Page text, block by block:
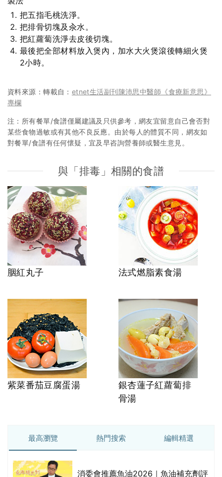
把五指毛桃洗淨。
把排骨切塊及汆水。
把紅蘿蔔洗淨去皮後切塊。
最後把全部材料放入煲內，加水大火煲滾後轉細火煲
2小時。
資料來源：轉載自： etnet生活副刊陳沛思中醫師《食療新意思》
專欄
注：所有餐單/食譜僅屬建議及只供參考，網友宜留意自己會否對
某些食物過敏或有其他不良反應。由於每人的體質不同，網友如
對餐單/食譜有任何懷疑，宜及早咨詢營養師或醫生意見。
與「排毒」相關的食譜
胭紅丸子 法式燃脂素食湯
紫菜番茄豆腐蛋湯
銀杏蓮子紅蘿蔔排
骨湯
最高瀏覽 熱門搜索 編輯精選
消委會推薦魚油2026｜魚油補充劑評